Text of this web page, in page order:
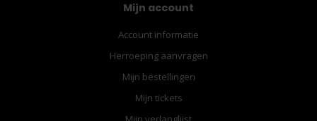
Mijn account
Account informatie
Herroeping aanvragen
Mijn bestellingen
Mijn tickets